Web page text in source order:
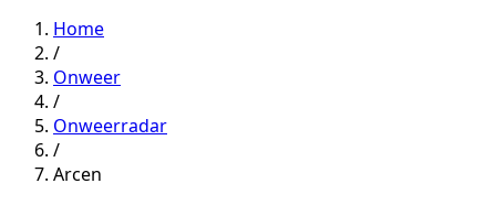
Home
/
Onweer
/
Onweerradar
/
Arcen